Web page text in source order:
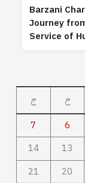
Barzani
Journey
Service of
خ
ج
6
7
13
14
20
21